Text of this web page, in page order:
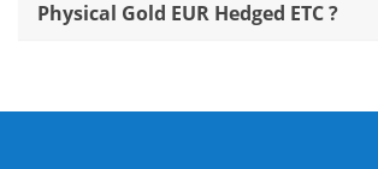
Physical Gold EUR Hedged ETC ?